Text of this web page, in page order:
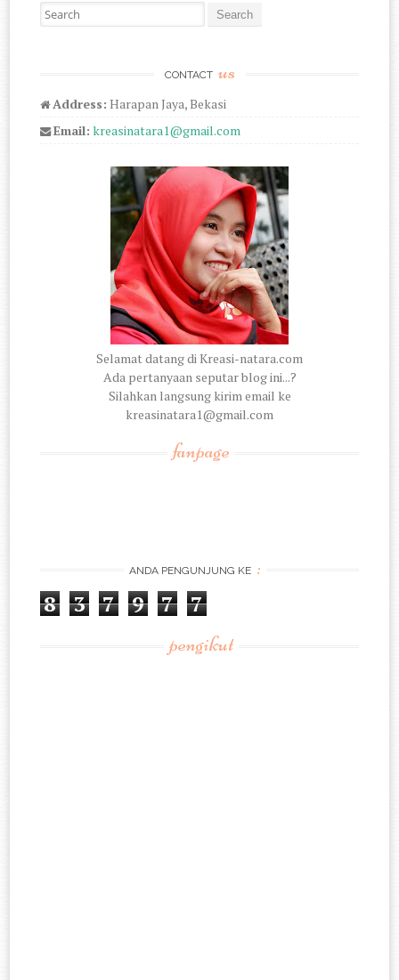
Search for:
CONTACT us
Address: Harapan Jaya, Bekasi
Email: kreasinatara1@gmail.com
Selamat datang di Kreasi-natara.com
Ada pertanyaan seputar blog ini...?
Silahkan langsung kirim email ke
kreasinatara1@gmail.com
fanpage
ANDA PENGUNJUNG KE :
8 3 7 9 7 7
pengikut